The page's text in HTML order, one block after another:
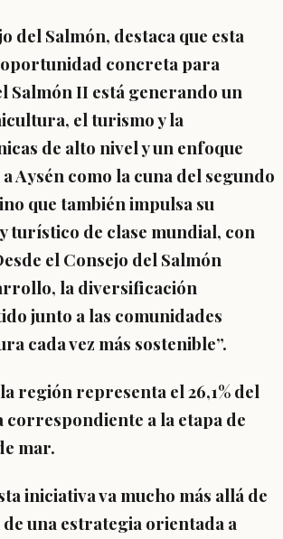
del Salmón, destaca que esta
oportunidad concreta para
Salmón II está generando un
el turismo y la
de alto nivel y un enfoque
Aysén como la cuna del segundo
que también impulsa su
turístico de clase mundial, con
el Consejo del Salmón
la diversificación
junto a las comunidades
cada vez más sostenible”.
región representa el 26,1% del
correspondiente a la etapa de
mar.
iniciativa va mucho más allá de
una estrategia orientada a